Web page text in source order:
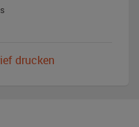
drucken